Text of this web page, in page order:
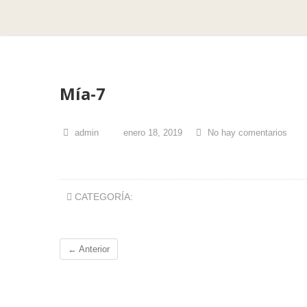
Mía-7
admin enero 18, 2019 No hay comentarios
CATEGORÍA:
← Anterior